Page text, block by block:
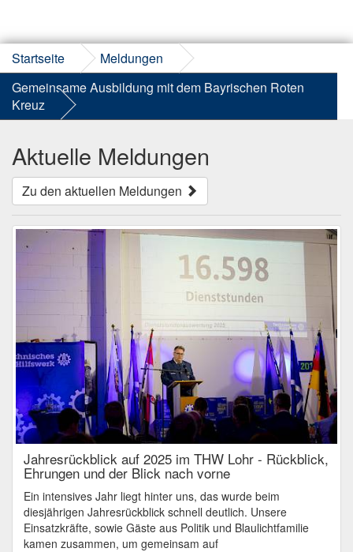
Startseite
Meldungen
Gemeinsame Ausbildung mit dem Bayrischen Roten
Kreuz
Aktuelle Meldungen
Zu den aktuellen Meldungen
Jahresrückblick auf 2025 im THW Lohr - Rückblick,
Ehrungen und der Blick nach vorne
Ein intensives Jahr liegt hinter uns, das wurde beim
diesjährigen Jahresrückblick schnell deutlich. Unsere
Einsatzkräfte, sowie Gäste aus Politik und Blaulichtfamilie
kamen zusammen, um gemeinsam auf